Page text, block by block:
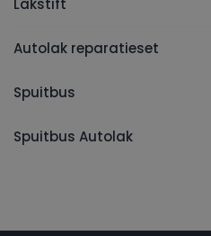
Lakstift
Autolak reparatieset
Spuitbus
Spuitbus Autolak